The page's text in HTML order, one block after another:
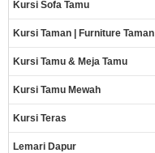
Kursi Sofa Tamu
Kursi Taman | Furniture Taman
Kursi Tamu & Meja Tamu
Kursi Tamu Mewah
Kursi Teras
Lemari Dapur